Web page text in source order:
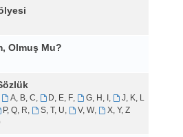
Olmuş Mu?
A, B, C, D, E, F, G, H, I ,
J, K, L
P, Q, R, S, T, U, V, W,
X, Y, Z